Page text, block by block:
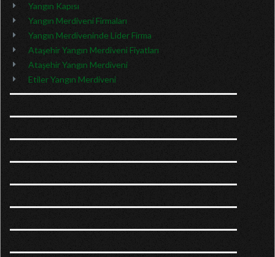
Yangın Kapısı
Yangın Merdiveni Firmaları
Yangın Merdiveninde Lider Firma
Ataşehir Yangın Merdiveni Fiyatları
Ataşehir Yangın Merdiveni
Etiler Yangın Merdiveni